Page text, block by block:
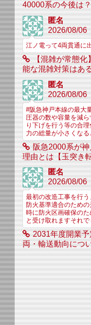
40000系の今後は？
匿名
2026/08/06
江ノ電って4両貫通に
【混雑が常態
能な混雑対策はあ
匿名
2026/08/06
#阪急神戸本線の最大
圧器の数や容量を減
り下げを行う等の合
力の総量が小さくなる
阪急2000系が
理由とは【玉突き
匿名
2026/08/06
最初の改造工事を行
防火基準適合のため
時に防火区画確保の
と受け取れますそれ
2031年度開業
両・輸送動向につ